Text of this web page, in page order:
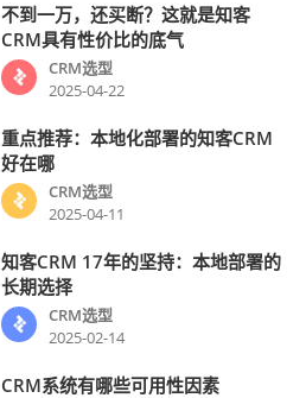
不到一万，还买断？这就是知客
CRM具有性价比的底气
CRM选型
2025-04-22
重点推荐：本地化部署的知客CRM
好在哪
CRM选型
2025-04-11
知客CRM 17年的坚持：本地部署的
长期选择
CRM选型
2025-02-14
CRM系统有哪些可用性因素